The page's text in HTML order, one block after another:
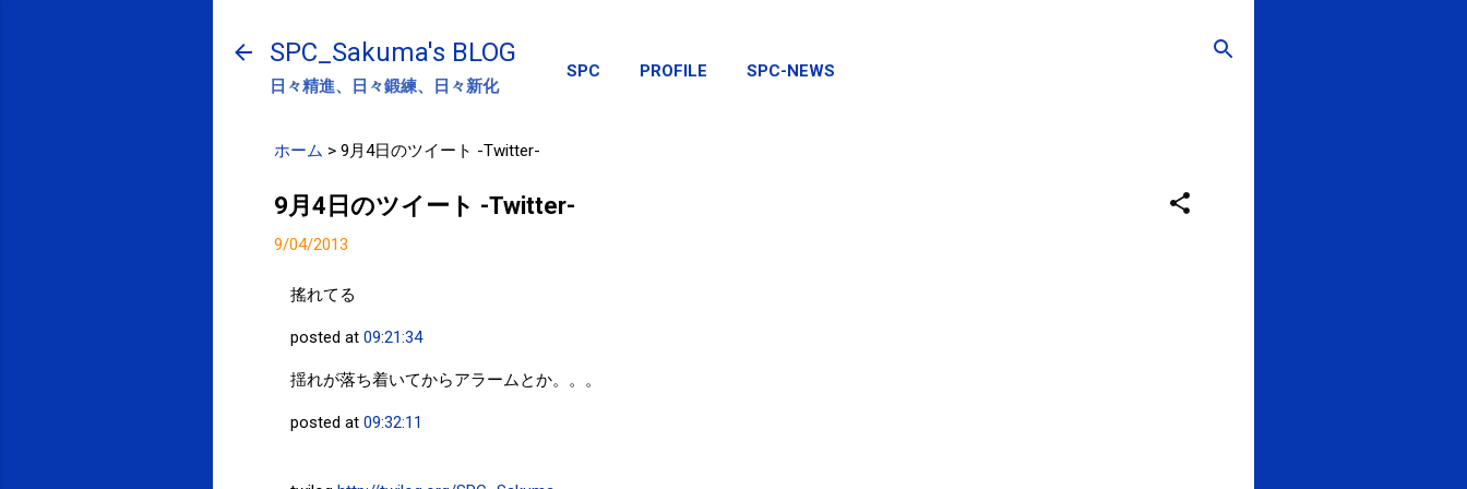
SPC_Sakuma's BLOG
日々精進、日々鍛練、日々新化
SPC PROFILE SPC-NEWS
ホーム > 9月4日のツイート -Twitter-
9月4日のツイート -Twitter-
9/04/2013
搖れてる
posted at 09:21:34
揺れが落ち着いてからアラームとか。。。
posted at 09:32:11